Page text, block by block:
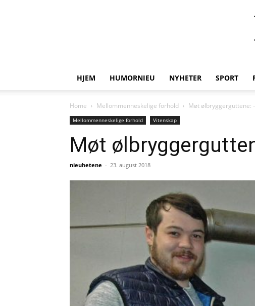
HJEM HUMORNIEU NYHETER SPORT
Home Mellommenneskelige forhold Møt ølbryggerguttene:
Mellommenneskelige forhold Vitenskap
Møt
nieuhetene - 23. august 2018